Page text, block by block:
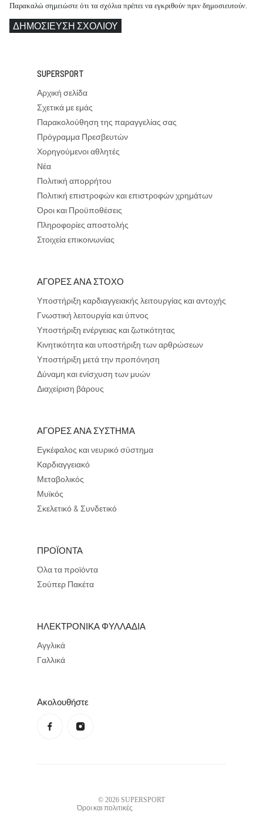
Παρακαλώ σημειώστε ότι τα σχόλια πρέπει να εγκριθούν πριν δημοσιευτούν.
ΔΗΜΟΣΊΕΥΣΗ ΣΧΟΛΊΟΥ
SUPERSPORT
Αρχική σελίδα
Σχετικά με εμάς
Παρακολούθηση της παραγγελίας σας
Πρόγραμμα Πρεσβευτών
Χορηγούμενοι αθλητές
Νέα
Πολιτική απορρήτου
Πολιτική επιστροφών και επιστροφών χρημάτων
Όροι και Προϋποθέσεις
Πληροφορίες αποστολής
Στοιχεία επικοινωνίας
ΑΓΟΡΕΣ ΑΝΑ ΣΤΟΧΟ
Υποστήριξη καρδιαγγειακής λειτουργίας και αντοχής
Γνωστική λειτουργία και ύπνος
Υποστήριξη ενέργειας και ζωτικότητας
Κινητικότητα και υποστήριξη των αρθρώσεων
Υποστήριξη μετά την προπόνηση
Δύναμη και ενίσχυση των μυών
Διαχείριση βάρους
ΑΓΟΡΕΣ ΑΝΑ ΣΥΣΤΗΜΑ
Εγκέφαλος και νευρικό σύστημα
Καρδιαγγειακό
Μεταβολικός
Μυϊκός
Σκελετικό & Συνδετικό
ΠΡΟΪΟΝΤΑ
Όλα τα προϊόντα
Σούπερ Πακέτα
ΗΛΕΚΤΡΟΝΙΚΑ ΦΥΛΛΑΔΙΑ
Αγγλικά
Γαλλικά
Ακολουθήστε
© 2026 SUPERSPORT
Όροι και πολιτικές
Πολιτική απορρήτου
Πολιτική επιστροφής χρημάτων